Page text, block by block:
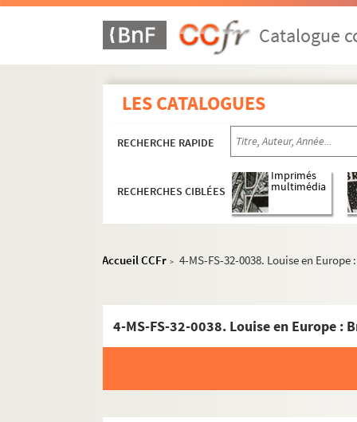
Catalogue
LES CATALOGUES
RECHERCHE RAPIDE
RECHERCHES CIBLÉES
Imprimés
multimédia
Accueil CCFr > 4-MS-FS-32-0038. Louise en
4-MS-FS-32-0038. Louise en Europe :
Oeuvres de Gustave Charpentier
La vie du poète (1888)
Impressions d'Italie (1889)